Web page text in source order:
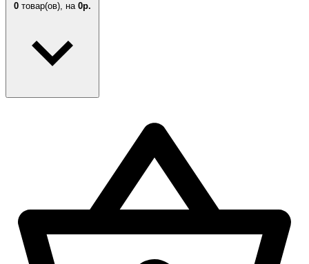
0 товар(ов), на 0р.